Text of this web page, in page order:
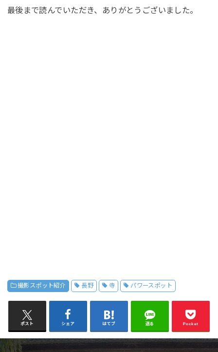
最後まで読んでいただき、ありがとうございました。
撮影スポット紹介 長野 寺 パワースポット
ポスト シェア はてブ 送る Pocket